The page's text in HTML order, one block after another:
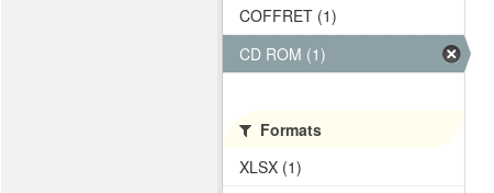
COFFRET (1)
CD ROM (1)
Formats
XLSX (1)